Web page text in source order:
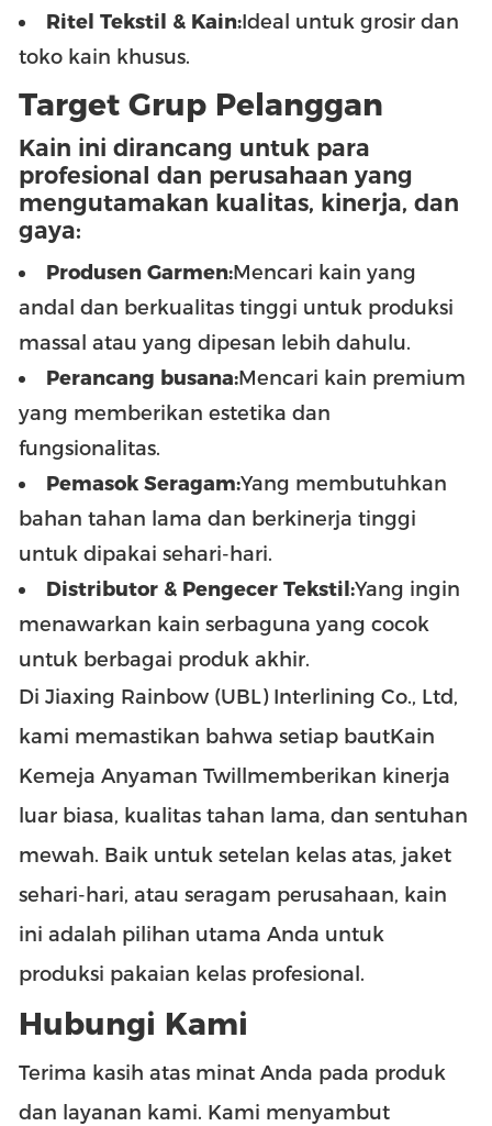
Ritel Tekstil & Kain:Ideal untuk grosir dan
toko kain khusus.
Target Grup Pelanggan
Kain ini dirancang untuk para
profesional dan perusahaan yang
mengutamakan kualitas, kinerja, dan
gaya:
Produsen Garmen:Mencari kain yang
andal dan berkualitas tinggi untuk produksi
massal atau yang dipesan lebih dahulu.
Perancang busana:Mencari kain premium
yang memberikan estetika dan
fungsionalitas.
Pemasok Seragam:Yang membutuhkan
bahan tahan lama dan berkinerja tinggi
untuk dipakai sehari-hari.
Distributor & Pengecer Tekstil:Yang ingin
menawarkan kain serbaguna yang cocok
untuk berbagai produk akhir.
Di Jiaxing Rainbow (UBL) Interlining Co., Ltd,
kami memastikan bahwa setiap bautKain
Kemeja Anyaman Twillmemberikan kinerja
luar biasa, kualitas tahan lama, dan sentuhan
mewah. Baik untuk setelan kelas atas, jaket
sehari-hari, atau seragam perusahaan, kain
ini adalah pilihan utama Anda untuk
produksi pakaian kelas profesional.
Hubungi Kami
Terima kasih atas minat Anda pada produk
dan layanan kami. Kami menyambut